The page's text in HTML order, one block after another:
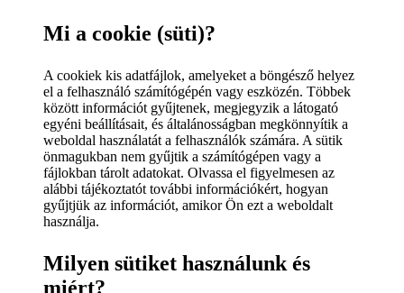
Mi a cookie (süti)?
A cookiek kis adatfájlok, amelyeket a böngésző helyez
el a felhasználó számítógépén vagy eszközén. Többek
között információt gyűjtenek, megjegyzik a látogató
egyéni beállításait, és általánosságban megkönnyítik a
weboldal használatát a felhasználók számára. A sütik
önmagukban nem gyűjtik a számítógépen vagy a
fájlokban tárolt adatokat. Olvassa el figyelmesen az
alábbi tájékoztatót további információkért, hogyan
gyűjtjük az információt, amikor Ön ezt a weboldalt
használja.
Milyen sütiket használunk és
miért?